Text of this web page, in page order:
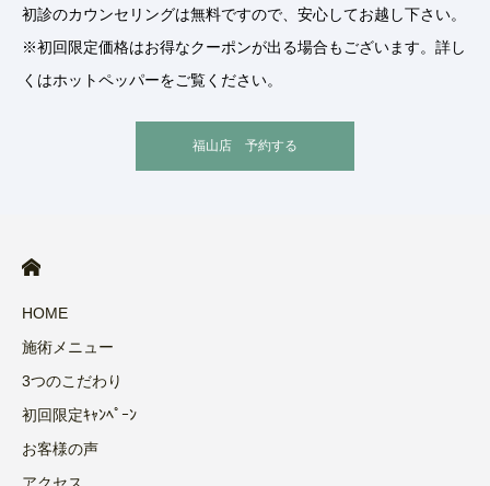
初診のカウンセリングは無料ですので、安心してお越し下さい。
※初回限定価格はお得なクーポンが出る場合もございます。詳し
くはホットペッパーをご覧ください。
福山店 予約する
HOME
施術メニュー
3つのこだわり
初回限定ｷｬﾝﾍﾟｰﾝ
お客様の声